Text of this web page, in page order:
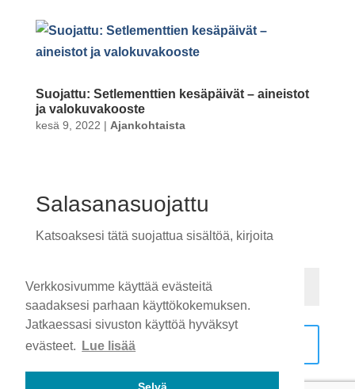
Verkkosivumme käyttää evästeitä
saadaksesi parhaan käyttökokemuksen.
Jatkaessasi sivuston käyttöä hyväksyt
evästeet.
Lue lisää
Suojattu: Setlementtien kesäpäivät – aineistot
ja valokuvakooste
kesä 9, 2022 | Ajankohtaista
Salasanasuojattu
Katsoaksesi tätä suojattua sisältöä, kirjoita